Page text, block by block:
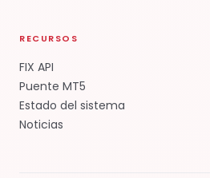
RECURSOS
FIX API
Puente MT5
Estado del sistema
Noticias